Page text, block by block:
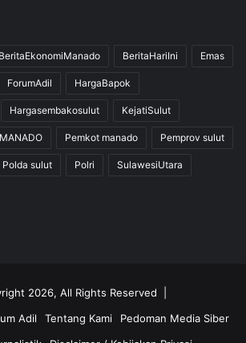
BeritaEkonomiManado BeritaHariIni Emas
ForumAdil HargaBapok
Hargasembakosulut KejatiSulut
MANADO Pemkot manado Pemprov sulut
Polda sulut Polri SulawesiUtara
2026, All Rights Reserved |
Adil Tentang Kami
Pedoman Media Siber